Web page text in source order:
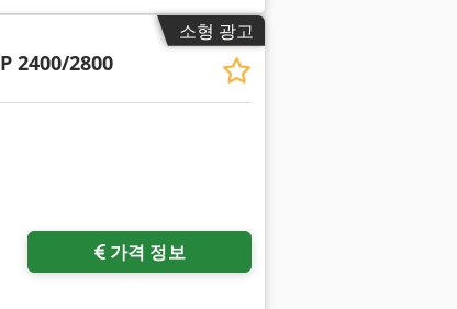
소형 광고
P 2400/2800
가격 정보